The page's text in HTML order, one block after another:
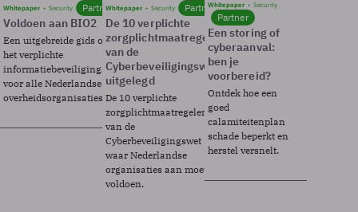
Whitepaper Security Partner
Voldoen aan BIO2
Een uitgebreide gids over BIO2,
het verplichte
informatiebeveiligingsframework
voor alle Nederlandse
overheidsorganisaties.
Whitepaper Security Partner
De 10 verplichte
zorgplichtmaatregelen
van de
Cyberbeveiligingswet
uitgelegd
De 10 verplichte
zorgplichtmaatregelen
van de
Cyberbeveiligingswet
waar Nederlandse
organisaties aan moeten
voldoen.
Whitepaper Security
Partner
Een storing of
cyberaanval:
ben je
voorbereid?
Ontdek hoe een
goed
calamiteitenplan
schade beperkt en
herstel versnelt.